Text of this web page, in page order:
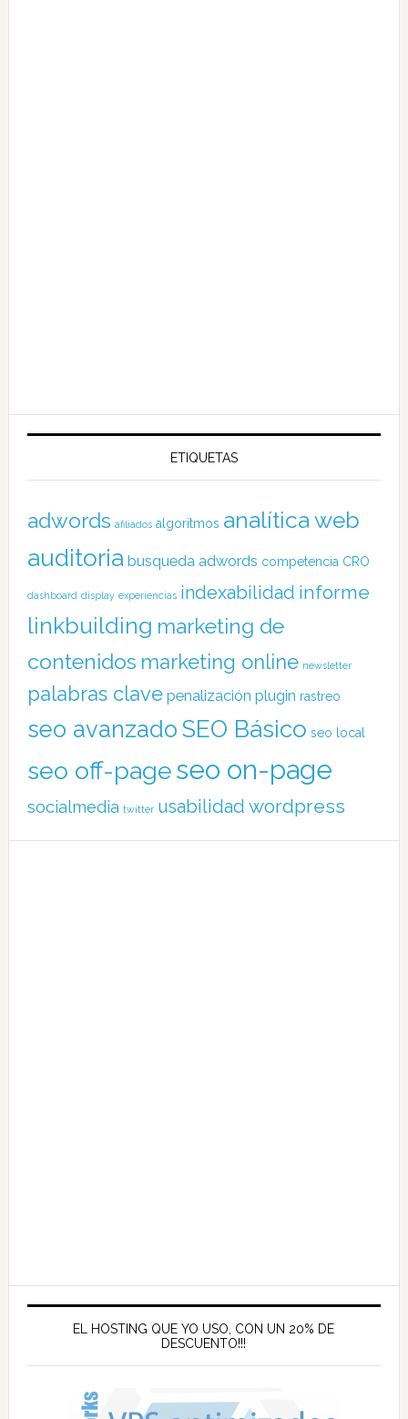
ETIQUETAS
adwords afiliados algoritmos analítica web
auditoria busqueda adwords competencia CRO
dashboard display experiencias indexabilidad informe
linkbuilding marketing de
contenidos marketing online newsletter
palabras clave penalización plugin rastreo
seo avanzado SEO Básico seo local
seo off-pageseo on-page
socialmedia twitter usabilidad wordpress
EL HOSTING QUE YO USO, CON UN 20% DE
DESCUENTO!!!